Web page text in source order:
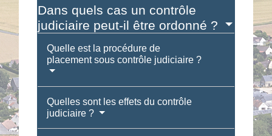
Dans quels cas un contrôle
judiciaire peut-il être ordonné ?
Quelle est la procédure de
placement sous contrôle judiciaire ?
Quelles sont les effets du contrôle
judiciaire ?